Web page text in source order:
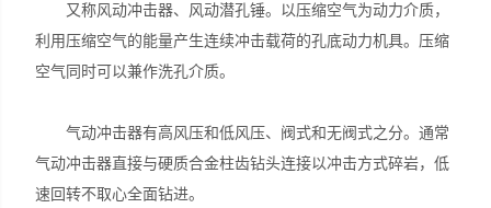
又称风动冲击器、风动潜孔锤。以压缩空气为动力介质，
利用压缩空气的能量产生连续冲击载荷的孔底动力机具。压缩
空气同时可以兼作洗孔介质。
气动冲击器有高风压和低风压、阀式和无阀式之分。通常
气动冲击器直接与硬质合金柱齿钻头连接以冲击方式碎岩，低
速回转不取心全面钻进。